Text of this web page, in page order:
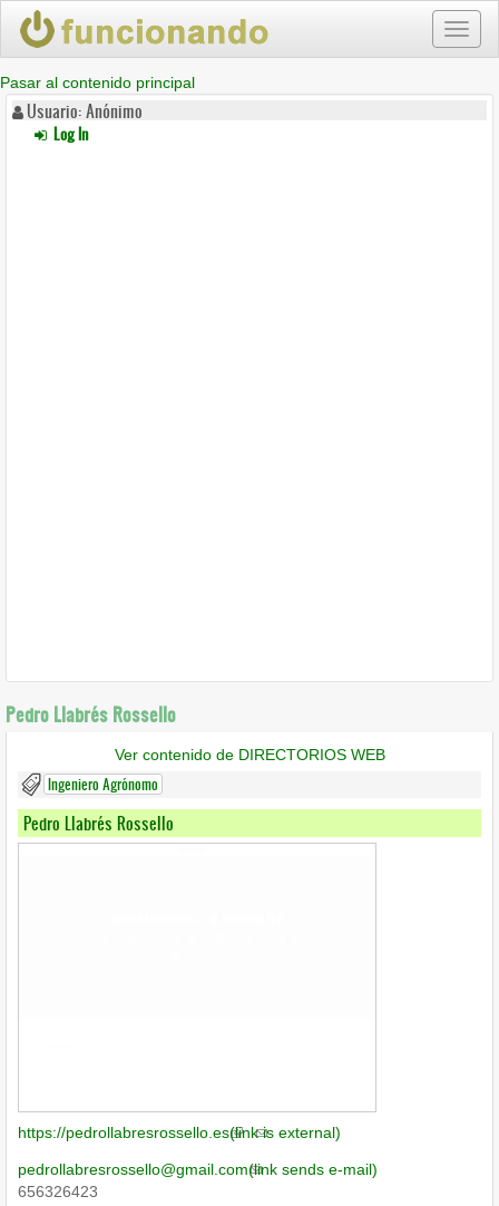
Pasar al contenido principal
Usuario: Anónimo
Log In
Pedro Llabrés Rossello
Ver contenido de DIRECTORIOS WEB
Ingeniero Agrónomo
Pedro Llabrés Rossello
https://pedrollabresrossello.es(link is external)
pedrollabresrossello@gmail.com(link sends e-mail)
656326423